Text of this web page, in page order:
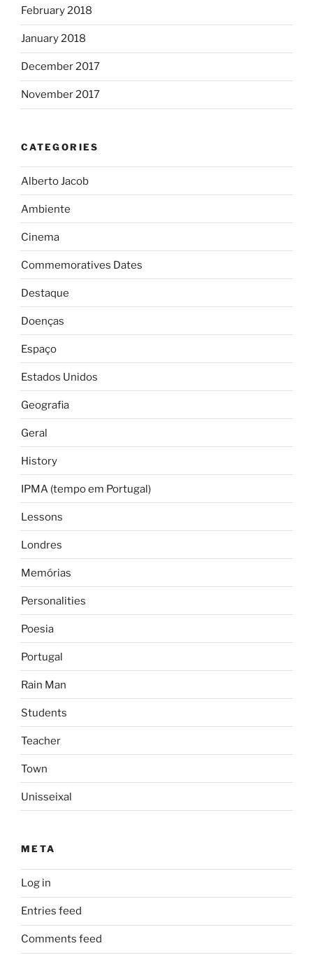
February 2018
January 2018
December 2017
November 2017
CATEGORIES
Alberto Jacob
Ambiente
Cinema
Commemoratives Dates
Destaque
Doenças
Espaço
Estados Unidos
Geografia
Geral
History
IPMA (tempo em Portugal)
Lessons
Londres
Memórias
Personalities
Poesia
Portugal
Rain Man
Students
Teacher
Town
Unisseixal
META
Log in
Entries feed
Comments feed